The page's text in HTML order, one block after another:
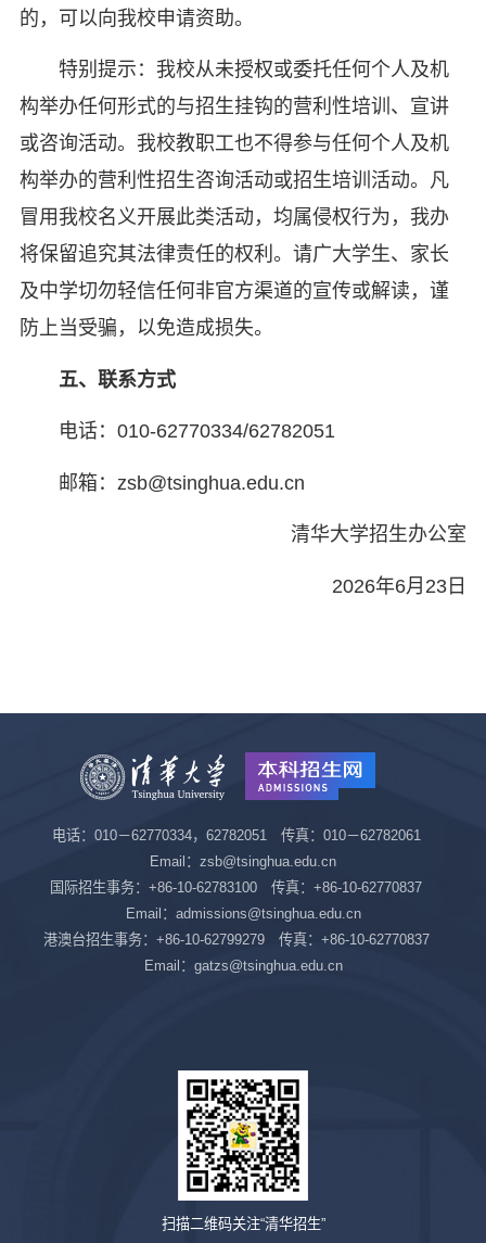
的，可以向我校申请资助。
特别提示：我校从未授权或委托任何个人及机
构举办任何形式的与招生挂钩的营利性培训、宣讲
或咨询活动。我校教职工也不得参与任何个人及机
构举办的营利性招生咨询活动或招生培训活动。凡
冒用我校名义开展此类活动，均属侵权行为，我办
将保留追究其法律责任的权利。请广大学生、家长
及中学切勿轻信任何非官方渠道的宣传或解读，谨
防上当受骗，以免造成损失。
五、联系方式
电话：010-62770334/62782051
邮箱：zsb@tsinghua.edu.cn
清华大学招生办公室
2026年6月23日
电话：010－62770334，62782051 传真：010－62782061
Email：zsb@tsinghua.edu.cn
国际招生事务：+86-10-62783100 传真：+86-10-62770837
Email：admissions@tsinghua.edu.cn
港澳台招生事务：+86-10-62799279 传真：+86-10-62770837
Email：gatzs@tsinghua.edu.cn
扫描二维码关注“清华招生”